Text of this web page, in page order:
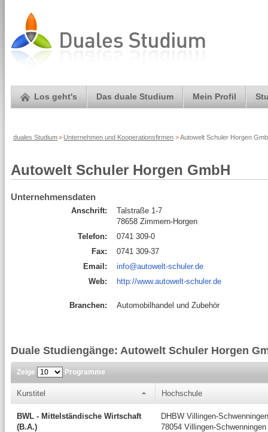
Los geht's Das duale Studium Mein Profil
duales Studium> Unternehmen und Kooperationsfirmen >Autowelt Schuler Horgen
Autowelt Schuler Horgen GmbH
Unternehmensdaten
Anschrift:
Talstraße 1-7
78658 Zimmern-Horgen
Telefon:
0741 309-0
Fax:
0741 309-37
Email:
info@autowelt-schuler.de
Web:
http://www.autowelt-schuler.de
Branchen: Automobilhandel und Zubehör
Duale Studiengänge: Autowelt Schuler Horgen
Zeige Programme
Kurstitel Hochschule
BWL - Mittelständische Wirtschaft
(B.A.)
DHBW Villingen-Schwenningen
78054 Villingen-Schwenningen